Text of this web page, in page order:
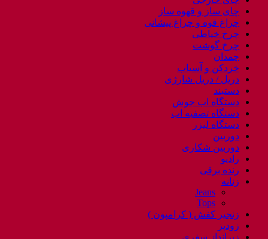
چای ساز و قهوه ساز
چراغ قوه و چراغ پیشانی
چرخ خیاطی
چرخ گوشت
چمدان
خردکن و آسیاب
دریل / دریل شارژی
دستبند
دستگاه اب جوش
دستگاه تصفیه اب
دستگاه لیزر
دوربین
دوربین شکاری
رادیو
رنده برقی
زنانه
Jeans
Tops
زنجیر کفش ( کرامپون )
زودپز
زیرانداز سفری